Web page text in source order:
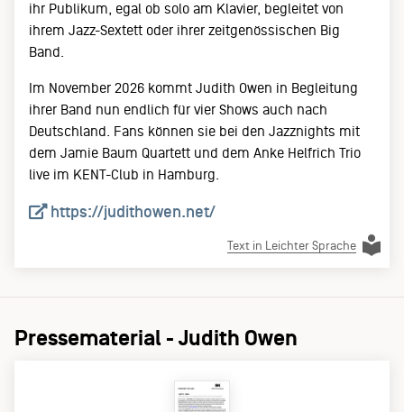
ihr Publikum, egal ob solo am Klavier, begleitet von
ihrem Jazz-Sextett oder ihrer zeitgenössischen Big
Band.
Im November 2026 kommt Judith Owen in Begleitung
ihrer Band nun endlich für vier Shows auch nach
Deutschland. Fans können sie bei den Jazznights mit
dem Jamie Baum Quartett und dem Anke Helfrich Trio
live im KENT-Club in Hamburg.
https://judithowen.net/
Text in Leichter Sprache
Pressematerial - Judith Owen